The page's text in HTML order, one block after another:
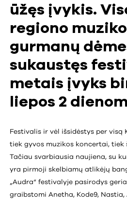
ūžęs įvykis.
regiono
gurmanų
sukaustęs
metais įvyks
liepos 2
Festivalis ir vėl išsidėstys per visą
tiek gyvos muzikos koncertai, tiek
Tačiau svarbiausia naujiena, su
yra pirmoji skelbiamų atlikėjų
„Audra“ festivalyje pasirodys
graibstomi Anetha, Kode9, Nastia,